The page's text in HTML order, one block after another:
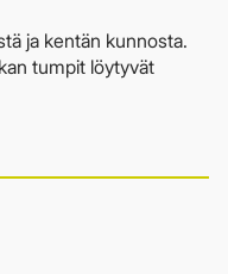
ja kentän kunnosta.
tumpit löytyvät